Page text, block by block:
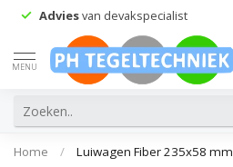
Adviesvan devakspecialist
MENU
Home / Luiwagen Fiber 235x58 mm